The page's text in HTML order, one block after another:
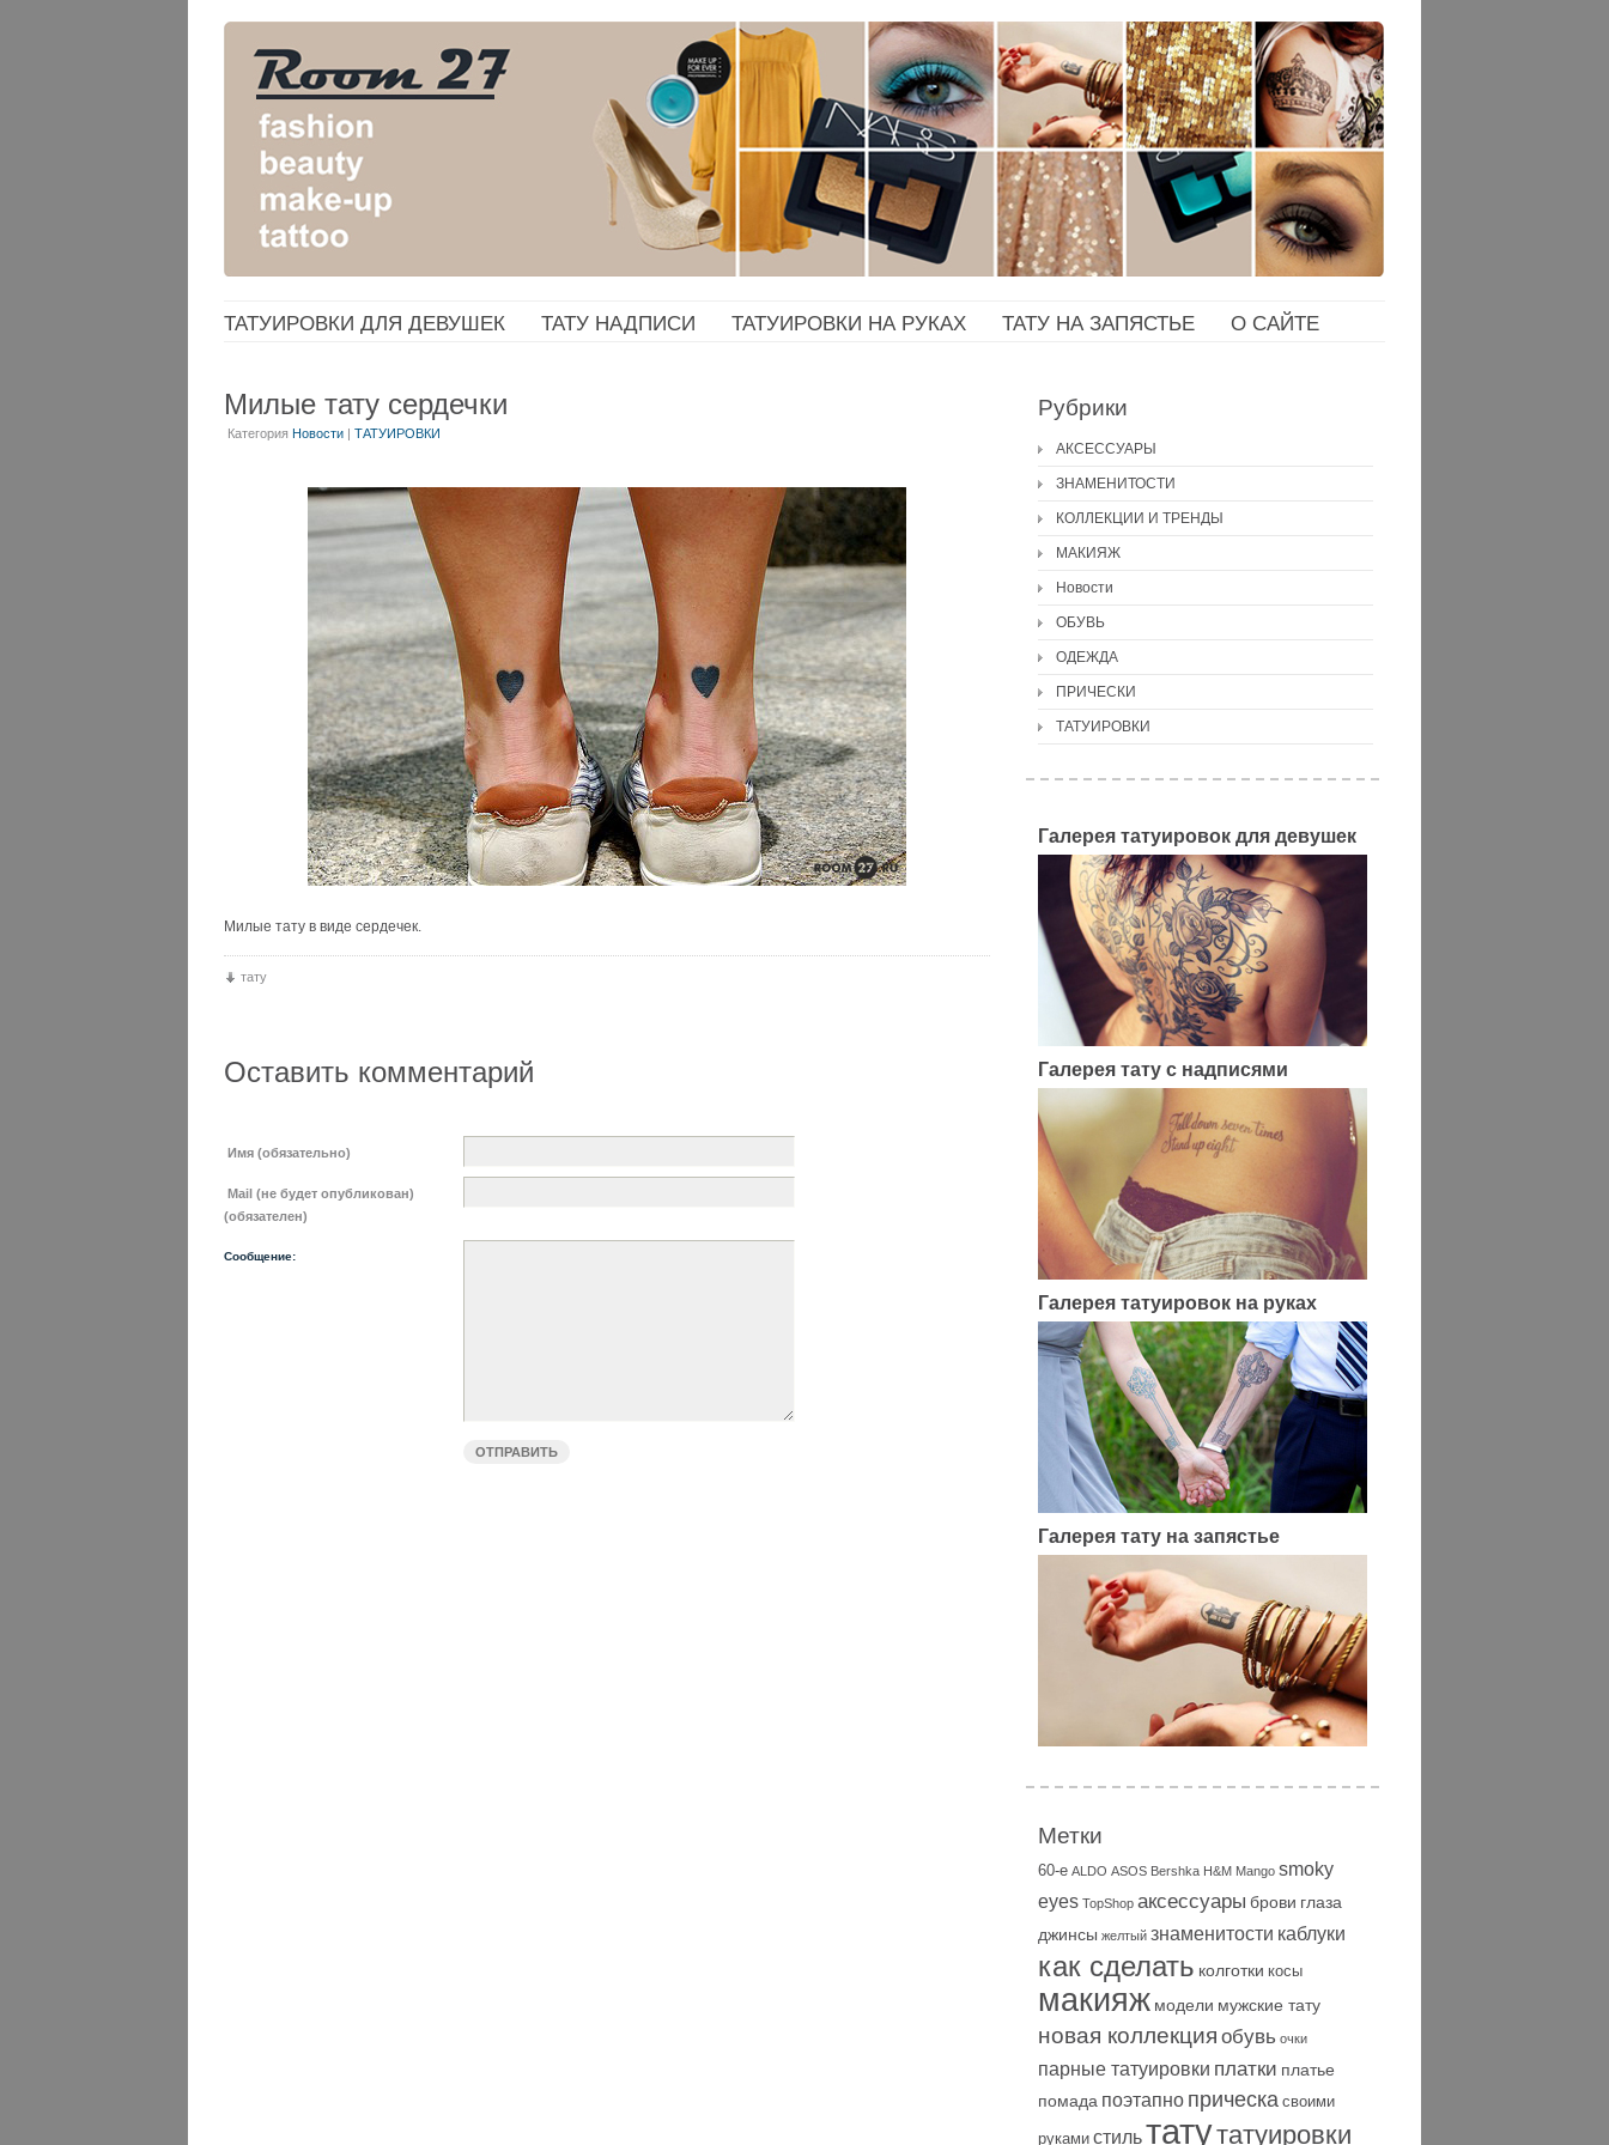
ТАТУИРОВКИ ДЛЯ ДЕВУШЕК ТАТУ НАДПИСИ ТАТУИРОВКИ НА РУКАХ ТАТУ НА ЗАПЯСТЬЕ О САЙТЕ
Милые тату сердечки
Категория Новости | ТАТУИРОВКИ
Милые тату в виде сердечек.
тату
Оставить комментарий
Имя (обязательно)
Mail (не будет опубликован)
(обязателен)
Сообщение:
Рубрики
АКСЕССУАРЫ
ЗНАМЕНИТОСТИ
КОЛЛЕКЦИИ И ТРЕНДЫ
МАКИЯЖ
Новости
ОБУВЬ
ОДЕЖДА
ПРИЧЕСКИ
ТАТУИРОВКИ
Галерея татуировок для девушек
Галерея тату с надписями
Галерея татуировок на руках
Галерея тату на запястье
Метки
60-е ALDO ASOS Bershka H&M Mango smoky
eyes TopShop аксессуары брови глаза
джинсы желтый знаменитости каблуки
как сделать колготки косы
макияж модели мужские тату
новая коллекция обувь очки
парные татуировки платки платье
помада поэтапно прическа своими
руками стильтатутатуировки